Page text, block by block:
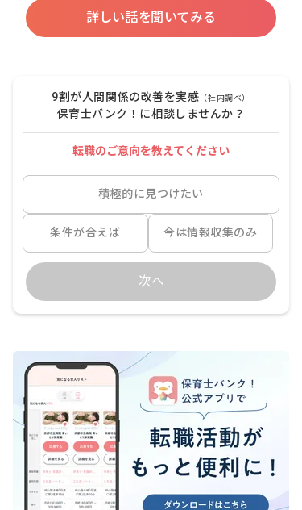
詳しい話を聞いてみる
9割が人間関係の改善を実感 （社内調べ）
保育士バンク！に相談しませんか？
転職のご意向を教えてください
積極的に見つけたい
条件が合えば 今は情報収集のみ
次へ